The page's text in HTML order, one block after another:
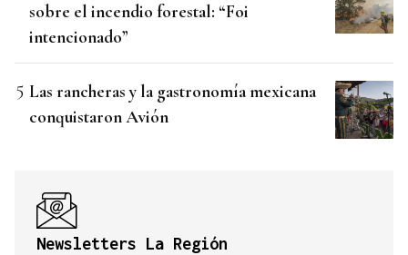
sobre el incendio forestal: “Foi
intencionado”
Las rancheras y la gastronomía mexicana
conquistaron Avión
Newsletters La Región